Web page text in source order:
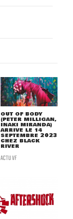
OUT OF BODY
(PETER MILLIGAN,
INAKI MIRANDA)
ARRIVE LE 14
SEPTEMBRE 2023
CHEZ BLACK
RIVER
ACTU VF